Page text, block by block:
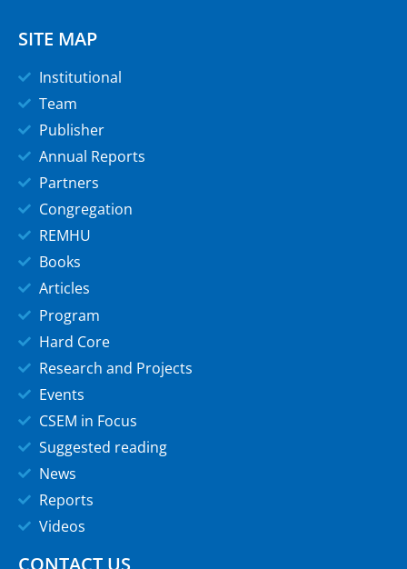
SITE MAP
Institutional
Team
Publisher
Annual Reports
Partners
Congregation
REMHU
Books
Articles
Program
Hard Core
Research and Projects
Events
CSEM in Focus
Suggested reading
News
Reports
Videos